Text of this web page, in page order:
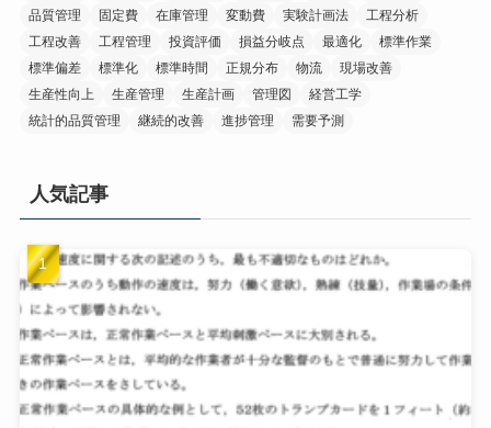
品質管理
固定費 在庫管理 変動費 実験計画法
工程分析
工程改善
工程管理 投資評価 損益分岐点 最適化
標準作業
標準偏差
標準化 標準時間 正規分布 物流
現場改善
生産性向上
生産管理 生産計画 管理図
経営工学
統計的品質管理
継続的改善 進捗管理 需要予測
人気記事